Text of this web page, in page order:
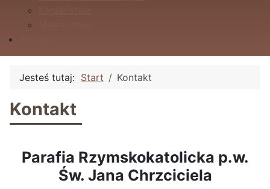
Jesteś tutaj: Start Kontakt
Kontakt
Parafia Rzymskokatolicka p.w.
Św. Jana Chrzciciela